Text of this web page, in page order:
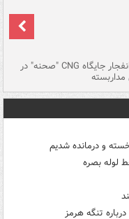
لحظه انفجار جایگاه CNG "صحنه" در
مداربسته
لوله بصره
تنگه هرمز